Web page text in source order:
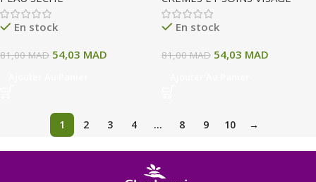
En stock
81,00MAD 54,03 MAD
En stock
81,00MAD 54,03 MAD
1 2 3 4 … 8 9 10 →